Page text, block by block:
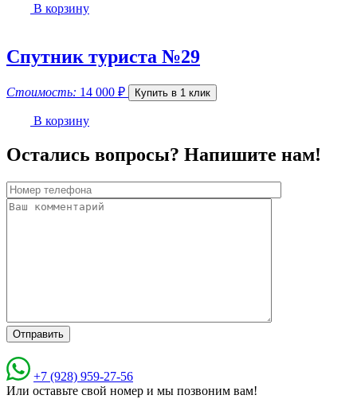
В корзину
Спутник туриста №29
Стоимость: 14 000 ₽ Купить в 1 клик
В корзину
Остались вопросы? Напишите нам!
+7 (928) 959-27-56
Или оставьте свой номер и мы позвоним вам!